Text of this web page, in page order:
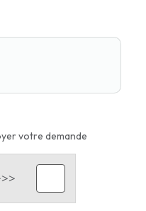
votre demande